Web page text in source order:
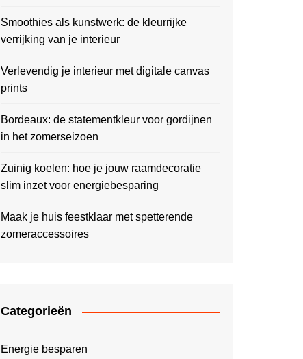
Smoothies als kunstwerk: de kleurrijke
verrijking van je interieur
Verlevendig je interieur met digitale canvas
prints
Bordeaux: de statementkleur voor gordijnen
in het zomerseizoen
Zuinig koelen: hoe je jouw raamdecoratie
slim inzet voor energiebesparing
Maak je huis feestklaar met spetterende
zomeraccessoires
Categorieën
Energie besparen